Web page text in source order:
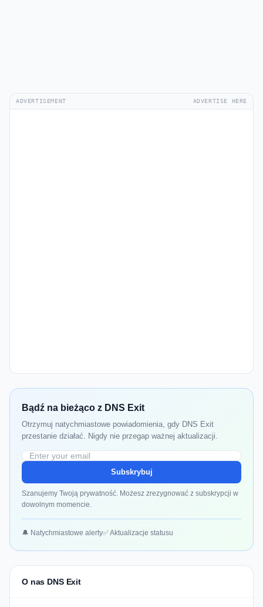
ADVERTISEMENT ADVERTISE HERE
Bądź na bieżąco z DNS Exit
Otrzymuj natychmiastowe powiadomienia, gdy DNS Exit
przestanie działać. Nigdy nie przegap ważnej aktualizacji.
Subskrybuj
Szanujemy Twoją prywatność. Możesz zrezygnować z subskrypcji w
dowolnym momencie.
🔔 Natychmiastowe alerty✅ Aktualizacje statusu
O nas DNS Exit